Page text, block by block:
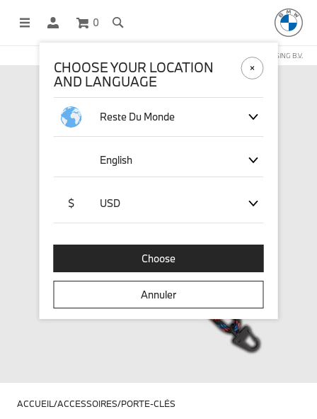
0
BOUTIQUE EN LIGNE GÉRÉE PAR STICHD SPORTSMERCHANDISING B.V.
ACCUEIL ACCESSOIRES PORTE-CLÉS
CHOOSE YOUR LOCATION
AND LANGUAGE
Reste Du Monde
English
$ USD
Choose
Annuler